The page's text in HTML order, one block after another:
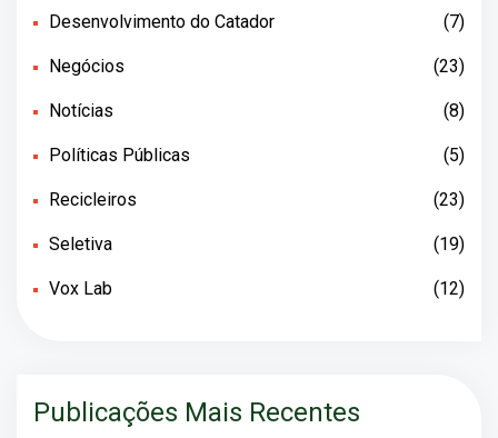
Desenvolvimento do Catador (7)
Negócios (23)
Notícias (8)
Políticas Públicas (5)
Recicleiros (23)
Seletiva (19)
Vox Lab (12)
Publicações Mais Recentes